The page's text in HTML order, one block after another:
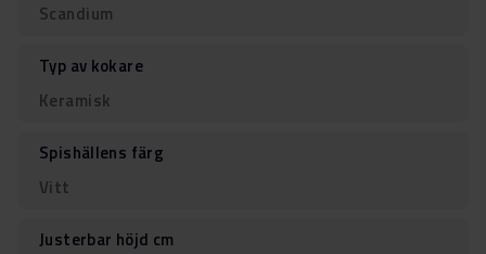
Scandium
Typ av kokare
Keramisk
Spishällens färg
Vitt
Justerbar höjd cm